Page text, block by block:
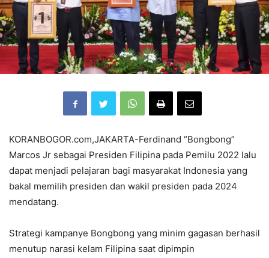
KORANBOGOR.com,JAKARTA-Ferdinand “Bongbong”
Marcos Jr sebagai Presiden Filipina pada Pemilu 2022 lalu
dapat menjadi pelajaran bagi masyarakat Indonesia yang
bakal memilih presiden dan wakil presiden pada 2024
mendatang.
Strategi kampanye Bongbong yang minim gagasan berhasil
menutup narasi kelam Filipina saat dipimpin